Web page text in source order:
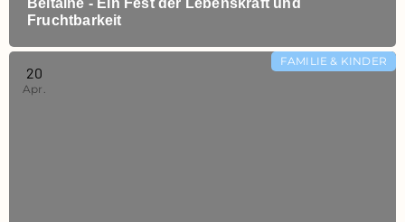
Beltaine - Ein Fest der Lebenskraft und
Fruchtbarkeit
FAMILIE & KINDER
20
Apr.